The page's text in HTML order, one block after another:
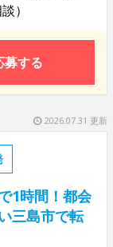
）
募する
2026.07.31 更新
1時間！都会
三島市で転